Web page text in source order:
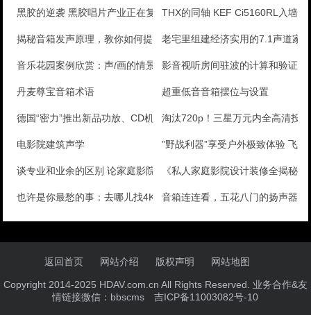
黑胶的逆袭 黑胶唱片产业正在复苏THX的同轴 KEF Ci5160RL入墙音
揭秘音箱发声原理，教你如何提升音质！老宅里组建经济实用的7.1声道家
音乐花园案例欣赏：声/画的情景交融影音视听房间驻波的计算和验证方
丹麦尊宝音箱术语 超重低音音箱摆位与设置
德国“密力”推出新品功放、CD机 淘汰720p！三星万元内全高清投
电影院建筑声学 ”野战利器”享受户外极致体验 飞
谈专业和业余的区别 论家庭影院音响《私人家庭影院设计装修全揭秘》
也许是你最愁的事：去哪儿找4K片源？音箱连连看，五花八门的扬声器大
返回首页 网站介绍 版权声明 网站地图
Copyright 2014-2025 HDAV.com.cn All Rights Reserved. 业务合作&友
情链接微信：bbscms吉ICP备11003082号-10